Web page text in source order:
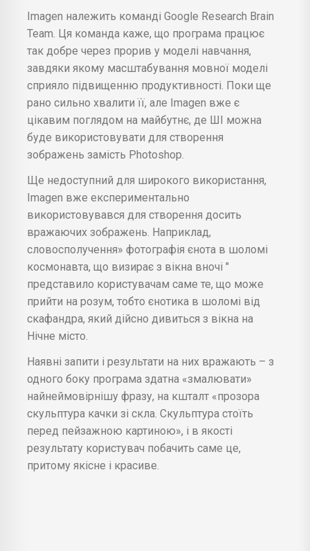
Imagen належить команді Google Research Brain
Team. Ця команда каже, що програма працює
так добре через прорив у моделі навчання,
завдяки якому масштабування мовної моделі
сприяло підвищенню продуктивності. Поки ще
рано сильно хвалити її, але Imagen вже є
цікавим поглядом на майбутнє, де ШІ можна
буде використовувати для створення
зображень замість Photoshop.
Ще недоступний для широкого використання,
Imagen вже експериментально
використовувався для створення досить
вражаючих зображень. Наприклад,
словосполучення» фотографія єнота в шоломі
космонавта, що визирає з вікна вночі "
представило користувачам саме те, що може
прийти на розум, тобто єнотика в шоломі від
скафандра, який дійсно дивиться з вікна на
Нічне місто.
Наявні запити і результати на них вражають – з
одного боку програма здатна «змалювати»
найнеймовірнішу фразу, на кшталт «прозора
скульптура качки зі скла. Скульптура стоїть
перед пейзажною картиною», і в якості
результату користувач побачить саме це,
притому якісне і красиве.